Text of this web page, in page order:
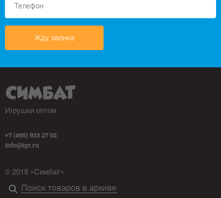
Жду звонка
Игрушки оптом
+7 (495) 933 27 02
info@igr.ru
© 2018 «Симбат»